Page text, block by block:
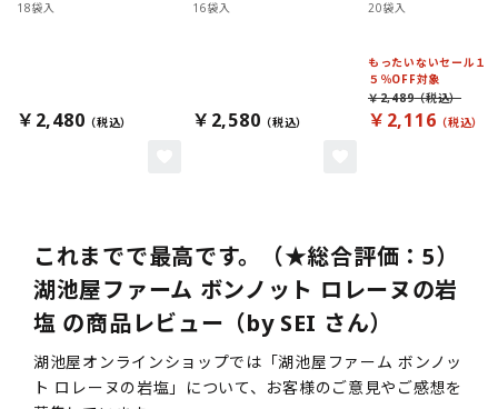
18袋入
￥2,480
16袋入
￥2,580
20袋入
もったいないセール１
５％OFF対象
￥2,116
￥2,489
これまでで最高です。（★総合評価：5）
湖池屋ファーム ボンノット ロレーヌの岩
塩 の商品レビュー（by SEI さん）
湖池屋オンラインショップでは「湖池屋ファーム ボンノッ
ト ロレーヌの岩塩」について、お客様のご意見やご感想を